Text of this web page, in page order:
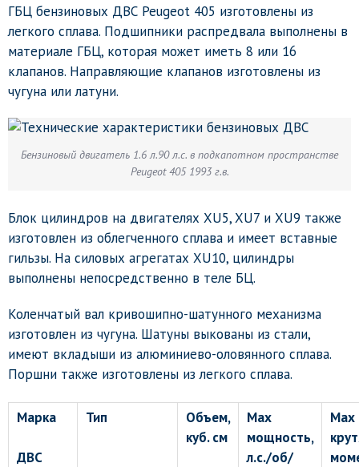
ГБЦ бензиновых ДВС Peugeot 405 изготовлены из
легкого сплава. Подшипники распредвала выполнены в
материале ГБЦ, которая может иметь 8 или 16
клапанов. Направляющие клапанов изготовлены из
чугуна или латуни.
Бензиновый двигатель 1.6 л.90 л.с. в подкапотном пространстве
Peugeot 405 1993 г.в.
Блок цилиндров на двигателях XU5, XU7 и XU9 также
изготовлен из облегченного сплава и имеет вставные
гильзы. На силовых агрегатах XU10, цилиндры
выполнены непосредственно в теле БЦ.
Коленчатый вал кривошипно-шатунного механизма
изготовлен из чугуна. Шатуны выкованы из стали,
имеют вкладыши из алюминиево-оловянного сплава.
Поршни также изготовлены из легкого сплава.
Марка
ДВС
Тип
Объем,
куб. см
Max
мощность,
л.с./об/
Max